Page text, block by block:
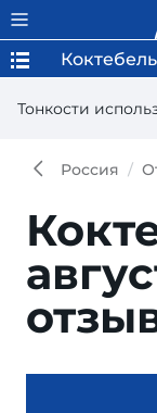
Тонкости
Коктебель
Россия